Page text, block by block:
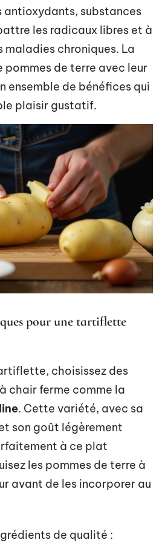
substances
les radicaux libres et à
maladies chroniques. La
pommes de terre avec leur
ensemble de bénéfices qui
plaisir gustatif.
pour une tartiflette
choisissez des
chair ferme comme la
. Cette variété, avec sa
son goût légèrement
à ce plat
les pommes de terre à
avant de les incorporer au
de qualité :